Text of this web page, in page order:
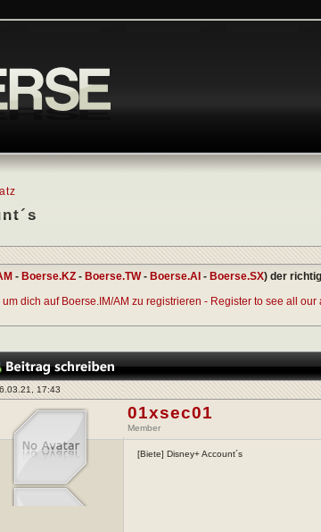
- Boerse.KZ - Boerse.TW- Boerse.AI - Boerse.SX) der
dich auf Boerse.IM/AM zu registrieren - Register to see all our
17:43
01xsec01
Member
[Biete] Disney+ Account´s